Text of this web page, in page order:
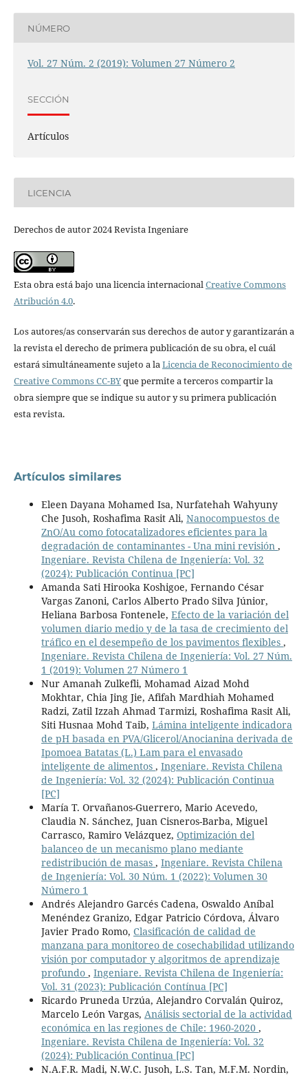
NÚMERO
Vol. 27 Núm. 2 (2019): Volumen 27 Número 2
SECCIÓN
Artículos
LICENCIA
Derechos de autor 2024 Revista Ingeniare
Esta obra está bajo una licencia internacionalCreative Commons
Atribución 4.0.
Los autores/as conservarán sus derechos de autor y garantizarán a
la revista el derecho de primera publicación de su obra, el cuál
estará simultáneamente sujeto a laLicencia de Reconocimiento de
Creative Commons CC-BYque permite a terceros compartir la
obra siempre que se indique su autor y su primera publicación
esta revista.
Artículos similares
Eleen Dayana Mohamed Isa, Nurfatehah Wahyuny
Che Jusoh, Roshafima Rasit Ali, Nanocompuestos de
ZnO/Au como fotocatalizadores eficientes para la
degradación de contaminantes - Una mini revisión ,
Ingeniare. Revista Chilena de Ingeniería: Vol. 32
(2024): Publicación Continua [PC]
Amanda Sati Hirooka Koshigoe, Fernando César
Vargas Zanoni, Carlos Alberto Prado Silva Júnior,
Heliana Barbosa Fontenele, Efecto de la variación del
volumen diario medio y de la tasa de crecimiento del
tráfico en el desempeño de los pavimentos flexibles ,
Ingeniare. Revista Chilena de Ingeniería: Vol. 27 Núm.
1 (2019): Volumen 27 Número 1
Nur Amanah Zulkefli, Mohamad Aizad Mohd
Mokhtar, Chia Jing Jie, Afifah Mardhiah Mohamed
Radzi, Zatil Izzah Ahmad Tarmizi, Roshafima Rasit Ali,
Siti Husnaa Mohd Taib, Lámina inteligente indicadora
de pH basada en PVA/Glicerol/Anocianina derivada de
Ipomoea Batatas (L.) Lam para el envasado
inteligente de alimentos , Ingeniare. Revista Chilena
de Ingeniería: Vol. 32 (2024): Publicación Continua
[PC]
María T. Orvañanos-Guerrero, Mario Acevedo,
Claudia N. Sánchez, Juan Cisneros-Barba, Miguel
Carrasco, Ramiro Velázquez, Optimización del
balanceo de un mecanismo plano mediante
redistribución de masas , Ingeniare. Revista Chilena
de Ingeniería: Vol. 30 Núm. 1 (2022): Volumen 30
Número 1
Andrés Alejandro Garcés Cadena, Oswaldo Aníbal
Menéndez Granizo, Edgar Patricio Córdova, Álvaro
Javier Prado Romo, Clasificación de calidad de
manzana para monitoreo de cosechabilidad utilizando
visión por computador y algoritmos de aprendizaje
profundo , Ingeniare. Revista Chilena de Ingeniería:
Vol. 31 (2023): Publicación Contínua [PC]
Ricardo Pruneda Urzúa, Alejandro Corvalán Quiroz,
Marcelo León Vargas, Análisis sectorial de la actividad
económica en las regiones de Chile: 1960-2020 ,
Ingeniare. Revista Chilena de Ingeniería: Vol. 32
(2024): Publicación Continua [PC]
N.A.F.R. Madi, N.W.C. Jusoh, L.S. Tan, M.F.M. Nordin,